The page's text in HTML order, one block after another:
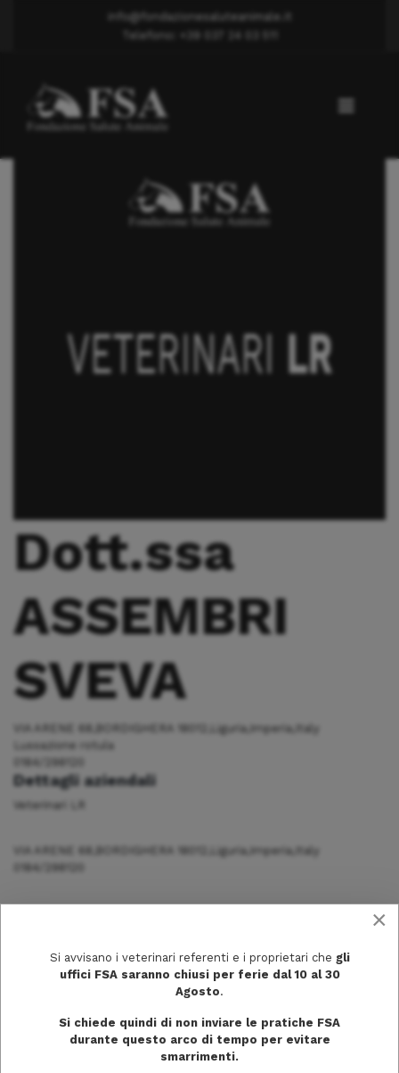
info@fondazionesaluteanimale.it
Telefono: +39 037 24 03 511
Lussazione rotula
Dott.ssa ASSEMBRI SVEVA
Dott.ssa
ASSEMBRI
SVEVA
VIA ARENE 68,BORDIGHERA 18012,Liguria,Imperia,Italy
Lussazione rotula
0184/298120
Dettagli aziendali
Veterinari LR
VIA ARENE 68,BORDIGHERA 18012,Liguria,Imperia,Italy
0184/298120
×
Si avvisano i veterinari referenti e i proprietari che gli
uffici FSA saranno chiusi per ferie dal 10 al 30
Agosto.
Si chiede quindi di non inviare le pratiche FSA
durante questo arco di tempo per evitare
smarrimenti.